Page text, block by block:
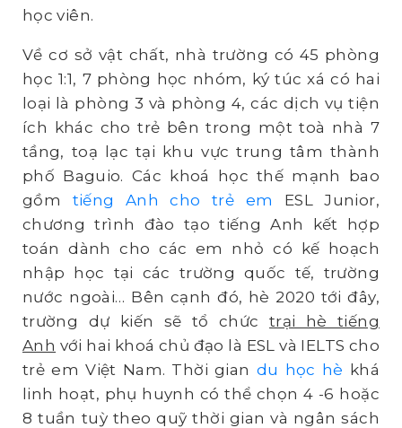
học viên.
Về cơ sở vật chất, nhà trường có 45 phòng
học 1:1, 7 phòng học nhóm, ký túc xá có hai
loại là phòng 3 và phòng 4, các dịch vụ tiện
ích khác cho trẻ bên trong một toà nhà 7
tầng, toạ lạc tại khu vực trung tâm thành
phố Baguio. Các khoá học thế mạnh bao
gồm tiếng Anh cho trẻ em
ESL Junior,
chương trình đào tạo tiếng Anh kết hợp
toán dành cho các em nhỏ có kế hoạch
nhập học tại các trường quốc tế, trường
nước ngoài… Bên cạnh đó, hè 2020 tới đây,
trường dự kiến sẽ tổ chứctrại hè tiếng
Anh với hai khoá chủ đạo là ESL và IELTS cho
trẻ em Việt Nam. Thời gian du học hè khá
linh hoạt, phụ huynh có thể chọn 4 -6 hoặc
8 tuần tuỳ theo quỹ thời gian và ngân sách